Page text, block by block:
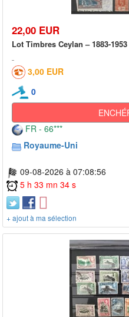
22,00 EUR
Lot Timbres Ceylan – 1883-1953
3,00 EUR
0
FR - 66***
Royaume-Uni
09-08-2026 à 07:08:56
5 h 33 mn 34 s
+ ajout à ma sélection